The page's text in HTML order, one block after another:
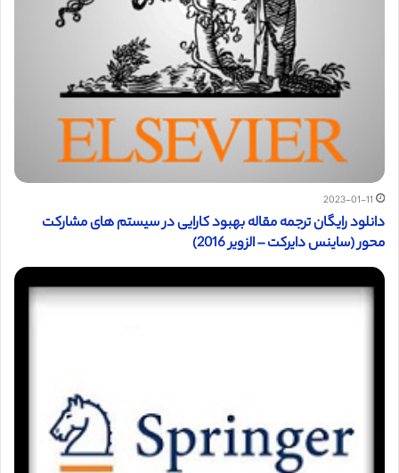
2023-01-11
دانلود رایگان ترجمه مقاله بهبود کارایی در سیستم های مشارکت
محور (ساینس دایرکت – الزویر 2016)